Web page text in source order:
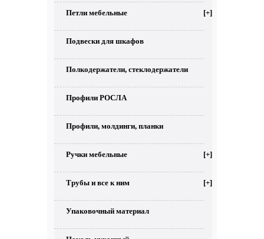
Петли мебельные [+]
Подвески для шкафов
Полкодержатели, стеклодержатели
Профили РОСЛА
Профили, молдинги, планки
Ручки мебельные [+]
Трубы и все к ним [+]
Упаковочный материал